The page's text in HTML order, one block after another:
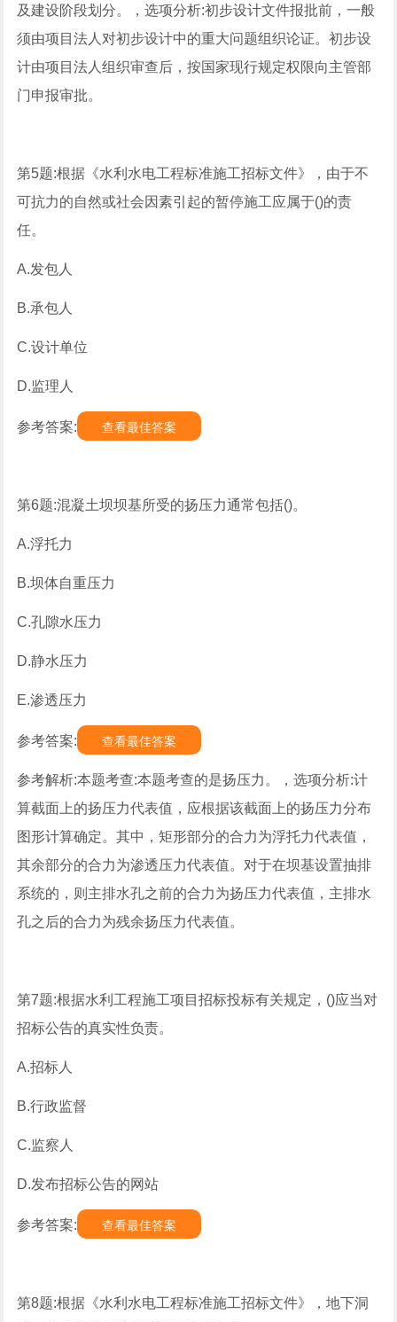
及建设阶段划分。，选项分析:初步设计文件报批前，一般
须由项目法人对初步设计中的重大问题组织论证。初步设
计由项目法人组织审查后，按国家现行规定权限向主管部
门申报审批。
第5题:根据《水利水电工程标准施工招标文件》，由于不
可抗力的自然或社会因素引起的暂停施工应属于()的责
任。
A.发包人
B.承包人
C.设计单位
D.监理人
参考答案: 查看最佳答案
第6题:混凝土坝坝基所受的扬压力通常包括()。
A.浮托力
B.坝体自重压力
C.孔隙水压力
D.静水压力
E.渗透压力
参考答案: 查看最佳答案
参考解析:本题考查:本题考查的是扬压力。，选项分析:计
算截面上的扬压力代表值，应根据该截面上的扬压力分布
图形计算确定。其中，矩形部分的合力为浮托力代表值，
其余部分的合力为渗透压力代表值。对于在坝基设置抽排
系统的，则主排水孔之前的合力为扬压力代表值，主排水
孔之后的合力为残余扬压力代表值。
第7题:根据水利工程施工项目招标投标有关规定，()应当对
招标公告的真实性负责。
A.招标人
B.行政监督
C.监察人
D.发布招标公告的网站
参考答案: 查看最佳答案
第8题:根据《水利水电工程标准施工招标文件》，地下洞